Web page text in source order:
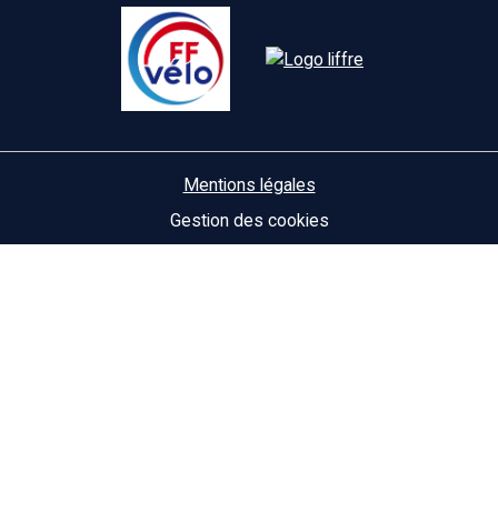
Mentions légales
Gestion des cookies